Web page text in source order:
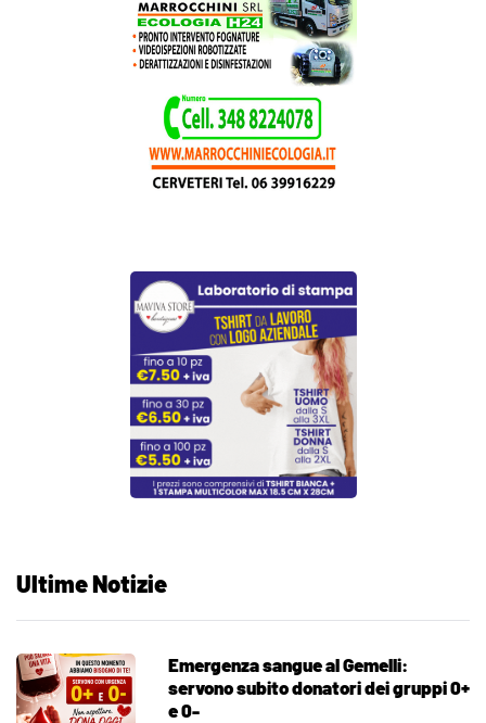
Ultime Notizie
Emergenza sangue al Gemelli:
servono subito donatori dei gruppi 0+
e 0-